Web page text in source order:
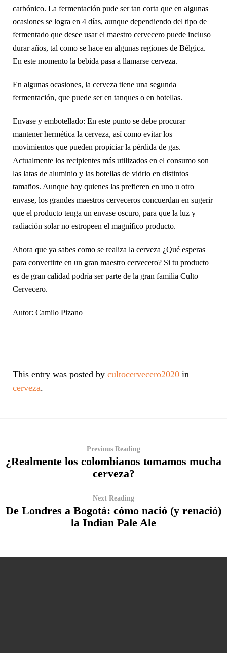
carbónico. La fermentación pude ser tan corta que en algunas
ocasiones se logra en 4 días, aunque dependiendo del tipo de
fermentado que desee usar el maestro cervecero puede incluso
durar años, tal como se hace en algunas regiones de Bélgica.
En este momento la bebida pasa a llamarse cerveza.
En algunas ocasiones, la cerveza tiene una segunda
fermentación, que puede ser en tanques o en botellas.
Envase y embotellado: En este punto se debe procurar
mantener hermética la cerveza, así como evitar los
movimientos que pueden propiciar la pérdida de gas.
Actualmente los recipientes más utilizados en el consumo son
las latas de aluminio y las botellas de vidrio en distintos
tamaños. Aunque hay quienes las prefieren en uno u otro
envase, los grandes maestros cerveceros concuerdan en sugerir
que el producto tenga un envase oscuro, para que la luz y
radiación solar no estropeen el magnífico producto.
Ahora que ya sabes como se realiza la cerveza ¿Qué esperas
para convertirte en un gran maestro cervecero? Si tu producto
es de gran calidad podría ser parte de la gran familia Culto
Cervecero.
Autor: Camilo Pizano
This entry was posted by cultocervecero2020 in
cerveza.
Previous Reading
¿Realmente los colombianos tomamos mucha
cerveza?
Next Reading
De Londres a Bogotá: cómo nació (y renació)
la Indian Pale Ale